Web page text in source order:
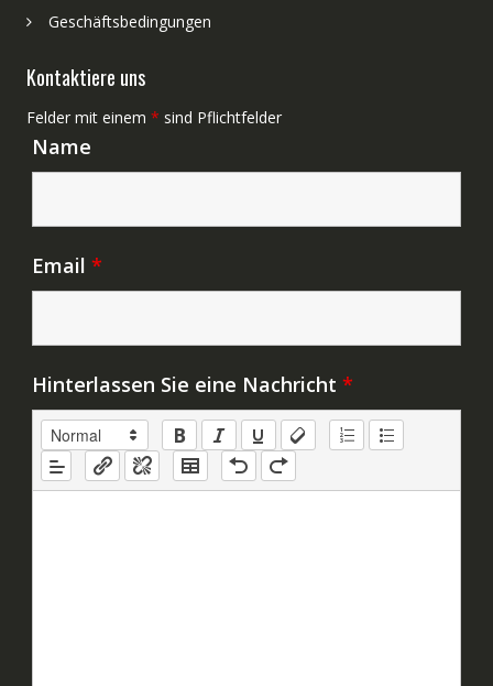
Geschäftsbedingungen
Kontaktiere uns
Felder mit einem * sind Pflichtfelder
Name
Email *
Hinterlassen Sie eine Nachricht *